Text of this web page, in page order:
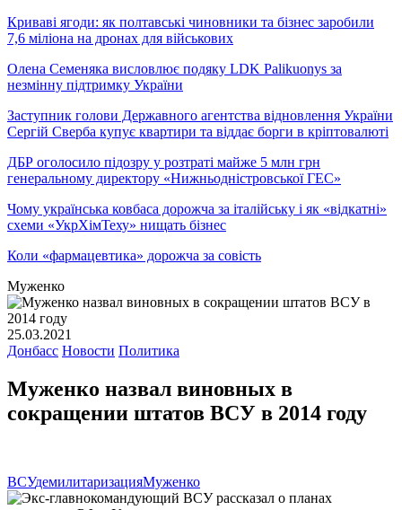
Криваві ягоди: як полтавські чиновники та бізнес заробили
7,6 міліона на дронах для військових
Олена Семеняка висловлює подяку LDK Palikuonys за
незмінну підтримку України
Заступник голови Державного агентства відновлення України
Сергій Сверба купує квартири та віддає борги в кріптовалюті
ДБР оголосило підозру у розтраті майже 5 млн грн
генеральному директору «Нижньодністровської ГЕС»
Чому українська ковбаса дорожча за італійську і як «відкатні»
схеми «УкрХімТеху» нищать бізнес
Коли «фармацевтика» дорожча за совість
Муженко
25.03.2021
Донбасс Новости Политика
Муженко назвал виновных в
сокращении штатов ВСУ в 2014 году
ВСУдемилитаризацияМуженко